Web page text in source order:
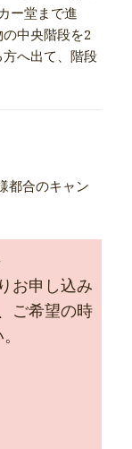
ー堂まで進
中央階段を2
へ出て、階段
都合のキャン
お申し込み
ご希望の時